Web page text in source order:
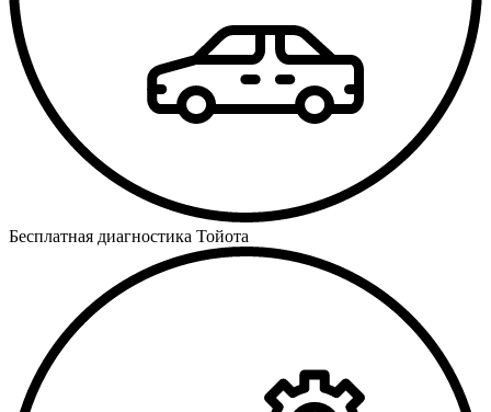
Бесплатная диагностика Тойота